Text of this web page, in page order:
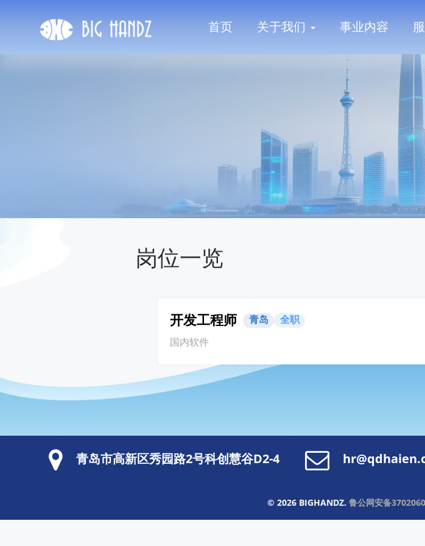
首页 关于我们 事业内容
岗位一览
开发工程师 青岛 全职
国内软件
青岛市高新区秀园路2号科创慧谷D2-4
© 2026 BIGHANDZ. 鲁公网安备